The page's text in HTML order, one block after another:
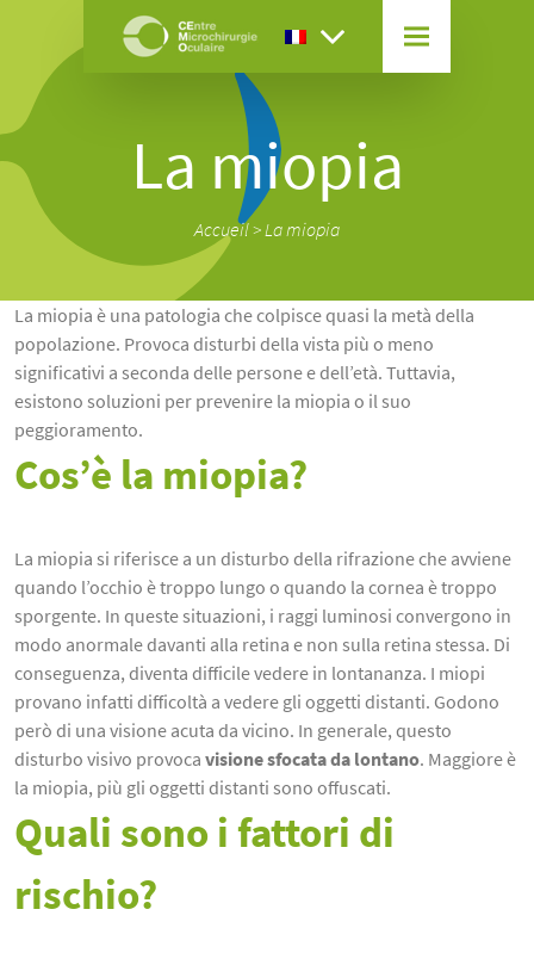
La miopia
Accueil>La miopia
La miopia è una patologia che colpisce quasi la metà della
popolazione. Provoca disturbi della vista più o meno
significativi a seconda delle persone e dell’età. Tuttavia,
esistono soluzioni per prevenire la miopia o il suo
peggioramento.
Cos’è la miopia?
La miopia si riferisce a un disturbo della rifrazione che avviene
quando l’occhio è troppo lungo o quando la cornea è troppo
sporgente. In queste situazioni, i raggi luminosi convergono in
modo anormale davanti alla retina e non sulla retina stessa. Di
conseguenza, diventa difficile vedere in lontananza. I miopi
provano infatti difficoltà a vedere gli oggetti distanti. Godono
però di una visione acuta da vicino. In generale, questo
disturbo visivo provoca visione sfocata da lontano. Maggiore è
la miopia, più gli oggetti distanti sono offuscati.
Quali sono i fattori di
rischio?